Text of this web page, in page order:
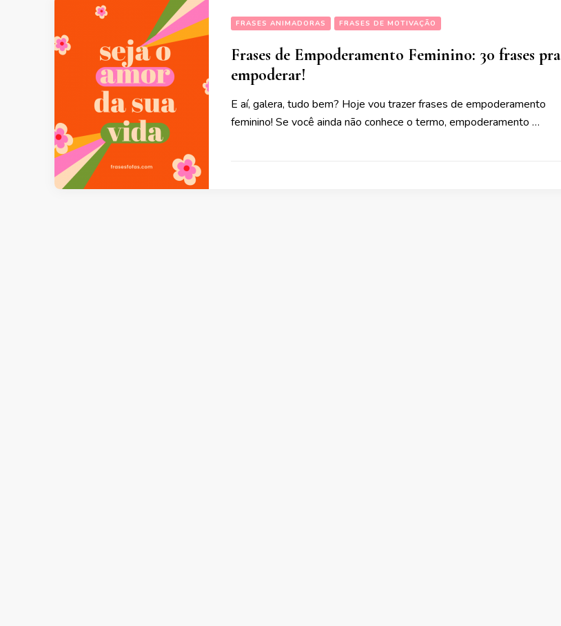
FRASES ANIMADORAS FRASES DE MOTIVAÇÃO
Frases de Empoderamento Feminino: 30 frases pra
empoderar!
E aí, galera, tudo bem? Hoje vou trazer frases de empoderamento
feminino! Se você ainda não conhece o termo, empoderamento …